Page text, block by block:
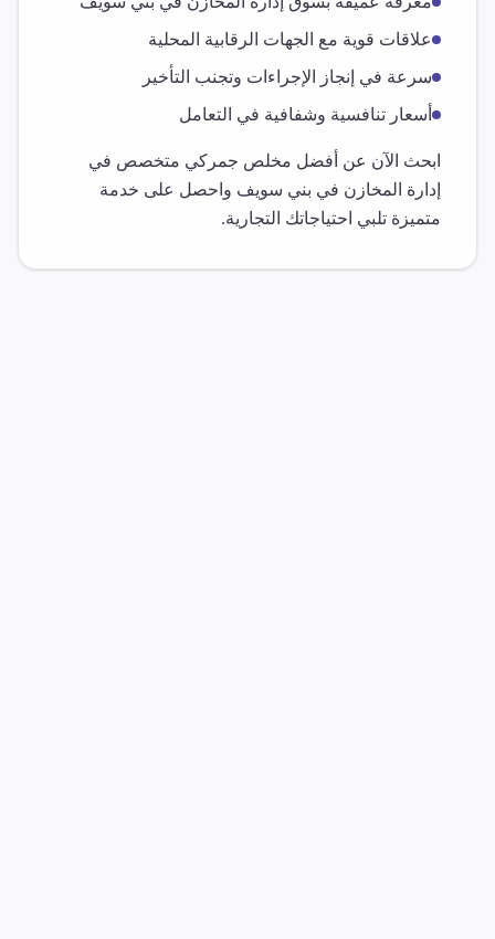
علاقات قوية مع الجهات الرقابية المحلية
سرعة في إنجاز الإجراءات وتجنب التأخير
أسعار تنافسية وشفافية في التعامل
ابحث الآن عن أفضل مخلص جمركي متخصص في
إدارة المخازن في بني سويف واحصل على خدمة
متميزة تلبي احتياجاتك التجارية.